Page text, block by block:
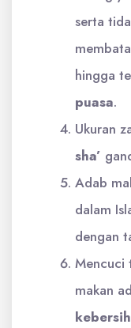
serta
hingga
puasa.
Ukuran
sha’
Adab
dalam
dengan
Mencuci
makan